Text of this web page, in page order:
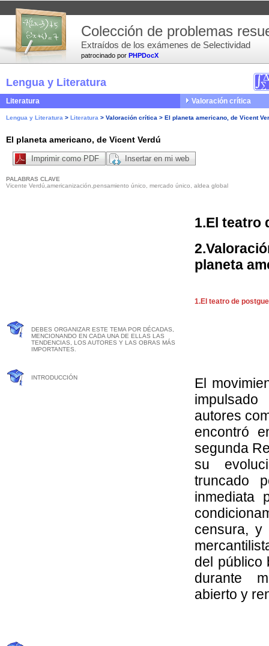
patrocinado por PHPDocX
Colección de problemas
Extraídos de los exámenes de Selectividad
Lengua y Literatura
Literatura Valoración crítica
Lengua y Literatura > Literatura > Valoración crítica > El planeta americano, de Vicent
El planeta americano, de Vicent Verdú
Imprimir como PDF Insertar en mi web
PALABRAS CLAVE
Vicente Verdú,americanización,pensamiento único, mercado único, aldea global
1.El teatro
planeta
1.El teatro de
DEBES ORGANIZAR ESTE TEMA POR DÉCADAS,
MENCIONANDO EN CADA UNA DE ELLAS LAS
TENDENCIAS, LOS AUTORES Y LAS OBRAS MÁS
IMPORTANTES.
INTRODUCCIÓN
El
autores
encontró
segunda
su
truncado
inmediata
censura, y
del público
durante
abierto y